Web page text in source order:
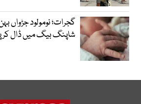
گجرات؛ نومولود جڑواں
شاپنگ بیگ میں ڈال کر